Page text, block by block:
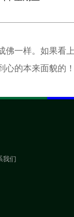
佛一样。如果看
心的本来面貌的
我们